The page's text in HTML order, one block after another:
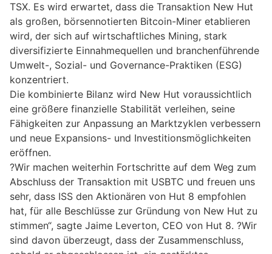
TSX. Es wird erwartet, dass die Transaktion New Hut
als großen, börsennotierten Bitcoin-Miner etablieren
wird, der sich auf wirtschaftliches Mining, stark
diversifizierte Einnahmequellen und branchenführende
Umwelt-, Sozial- und Governance-Praktiken (ESG)
konzentriert.
Die kombinierte Bilanz wird New Hut voraussichtlich
eine größere finanzielle Stabilität verleihen, seine
Fähigkeiten zur Anpassung an Marktzyklen verbessern
und neue Expansions- und Investitionsmöglichkeiten
eröffnen.
?Wir machen weiterhin Fortschritte auf dem Weg zum
Abschluss der Transaktion mit USBTC und freuen uns
sehr, dass ISS den Aktionären von Hut 8 empfohlen
hat, für alle Beschlüsse zur Gründung von New Hut zu
stimmen“, sagte Jaime Leverton, CEO von Hut 8. ?Wir
sind davon überzeugt, dass der Zusammenschluss,